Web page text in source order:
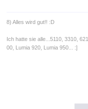
8) Alles wird gut!! :D
Ich hatte sie alle...5110, 3310,
00, Lumia 920, Lumia 950... :]